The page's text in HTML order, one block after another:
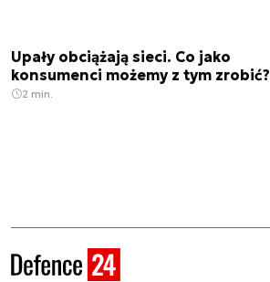
Upały obciążają sieci. Co jako
konsumenci możemy z tym zrobić?
2 min.